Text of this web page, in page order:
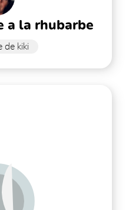
a la rhubarbe
de kiki